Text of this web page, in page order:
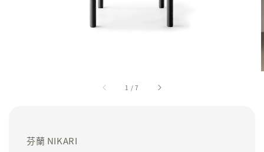
1 /7
芬蘭 NIKARI